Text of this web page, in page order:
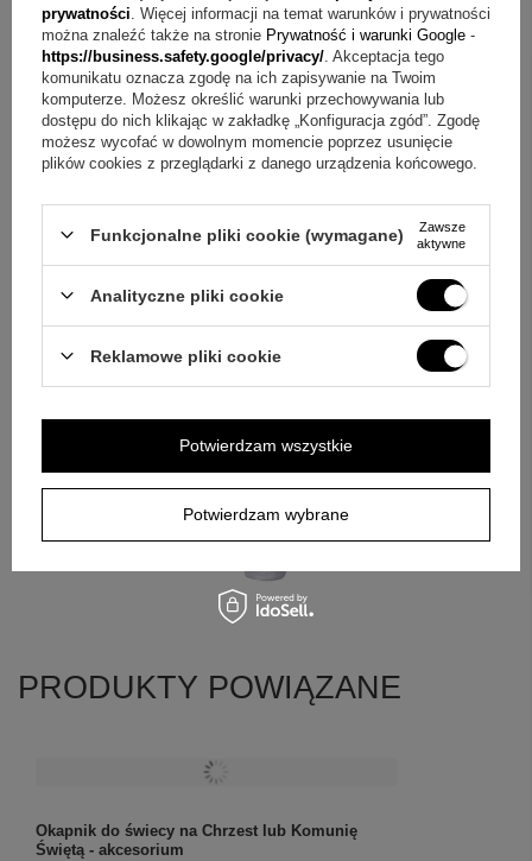
będzie miała dla Was szczególne znaczenie.
PRODUKTY POWIĄZANE
Okapnik do świecy na Chrzest lub Komunię
Świętą - akcesorium
prywatności . Więcej informacji na temat warunków i prywatności
można znaleźć także na stronie Prywatność i warunki Google -
https://business.safety.google/privacy/ . Akceptacja tego
komunikatu oznacza zgodę na ich zapisywanie na Twoim
komputerze. Możesz określić warunki przechowywania lub
dostępu do nich klikając w zakładkę „Konfiguracja zgód”. Zgodę
możesz wycofać w dowolnym momencie poprzez usunięcie
plików cookies z przeglądarki z danego urządzenia końcowego.
Funkcjonalne pliki cookie (wymagane)
Zawsze
aktywne
Analityczne pliki cookie
Reklamowe pliki cookie
Potwierdzam wybrane
Potwierdzam wszystkie